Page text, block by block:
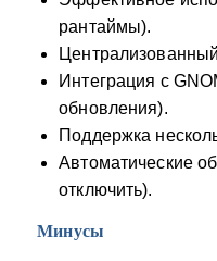
рантаймы).
Интеграция с
обновления).
Поддержка
Автоматические
отключить).
Минусы